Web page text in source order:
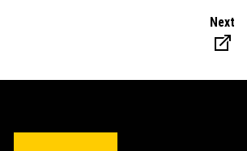
Next